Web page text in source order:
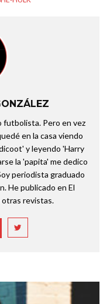
futbolista. Pero en vez
en la casa viendo
y leyendo 'Harry
la 'papita' me dedico
periodista graduado
He publicado en El
revistas.